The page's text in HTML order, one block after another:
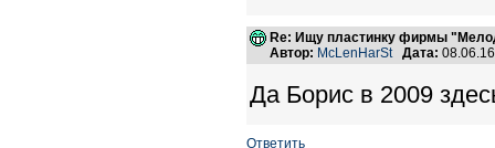
Re: Ищу пластинку фирмы
Автор: McLenHarSt Дата:
Да Борис в 2009
Ответить